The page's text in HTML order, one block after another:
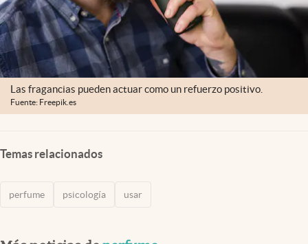
Las fragancias pueden actuar como un refuerzo positivo.
Fuente: Freepik.es
Temas relacionados
perfume psicología usar